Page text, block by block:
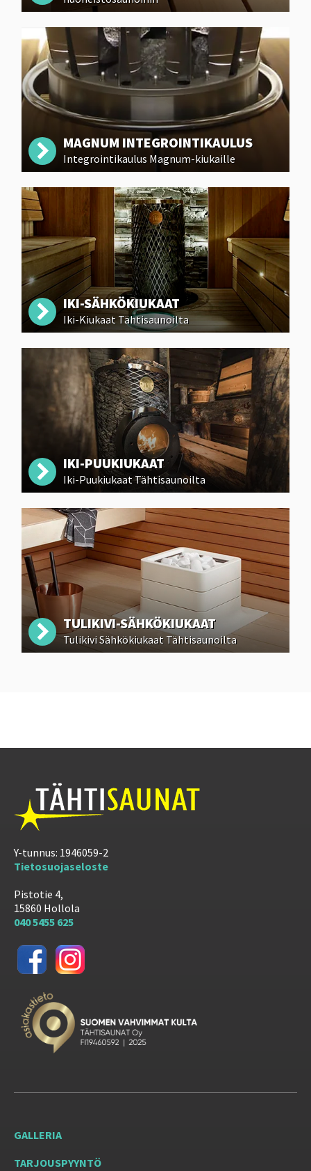
MAGNUM INTEGROINTIKAULUS
Integrointikaulus Magnum-kiukaille
IKI-SÄHKÖKIUKAAT
Iki-Kiukaat Tähtisaunoilta
IKI-PUUKIUKAAT
Iki-Puukiukaat Tähtisaunoilta
TULIKIVI-SÄHKÖKIUKAAT
Tulikivi Sähkökiukaat Tähtisaunoilta
Y-tunnus: 1946059-2
Tietosuojaseloste
Pistotie 4,
15860 Hollola
040 5455 625
GALLERIA
TARJOUSPYYNTÖ